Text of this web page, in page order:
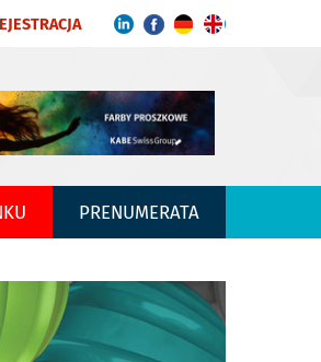
PRENUMERATA